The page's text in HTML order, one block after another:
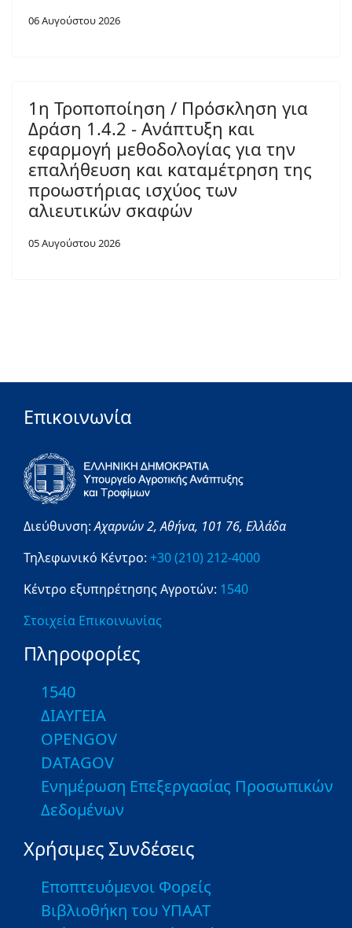
06 Αυγούστου 2026
1η Τροποποίηση / Πρόσκληση για
Δράση 1.4.2 - Ανάπτυξη και
εφαρμογή μεθοδολογίας για την
επαλήθευση και καταμέτρηση της
προωστήριας ισχύος των
αλιευτικών σκαφών
05 Αυγούστου 2026
Επικοινωνία
Διεύθυνση:Αχαρνών 2,Αθήνα, 101 76, Ελλάδα
Τηλεφωνικό Κέντρο: +30 (210) 212-4000
Κέντρο εξυπηρέτησης Αγροτών: 1540
Στοιχεία Επικοινωνίας
Πληροφορίες
1540
ΔΙΑΥΓΕΙΑ
OPENGOV
DATAGOV
Ενημέρωση Επεξεργασίας Προσωπικών
Δεδομένων
Χρήσιμες Συνδέσεις
Εποπτευόμενοι Φορείς
Βιβλιοθήκη του ΥΠΑΑΤ